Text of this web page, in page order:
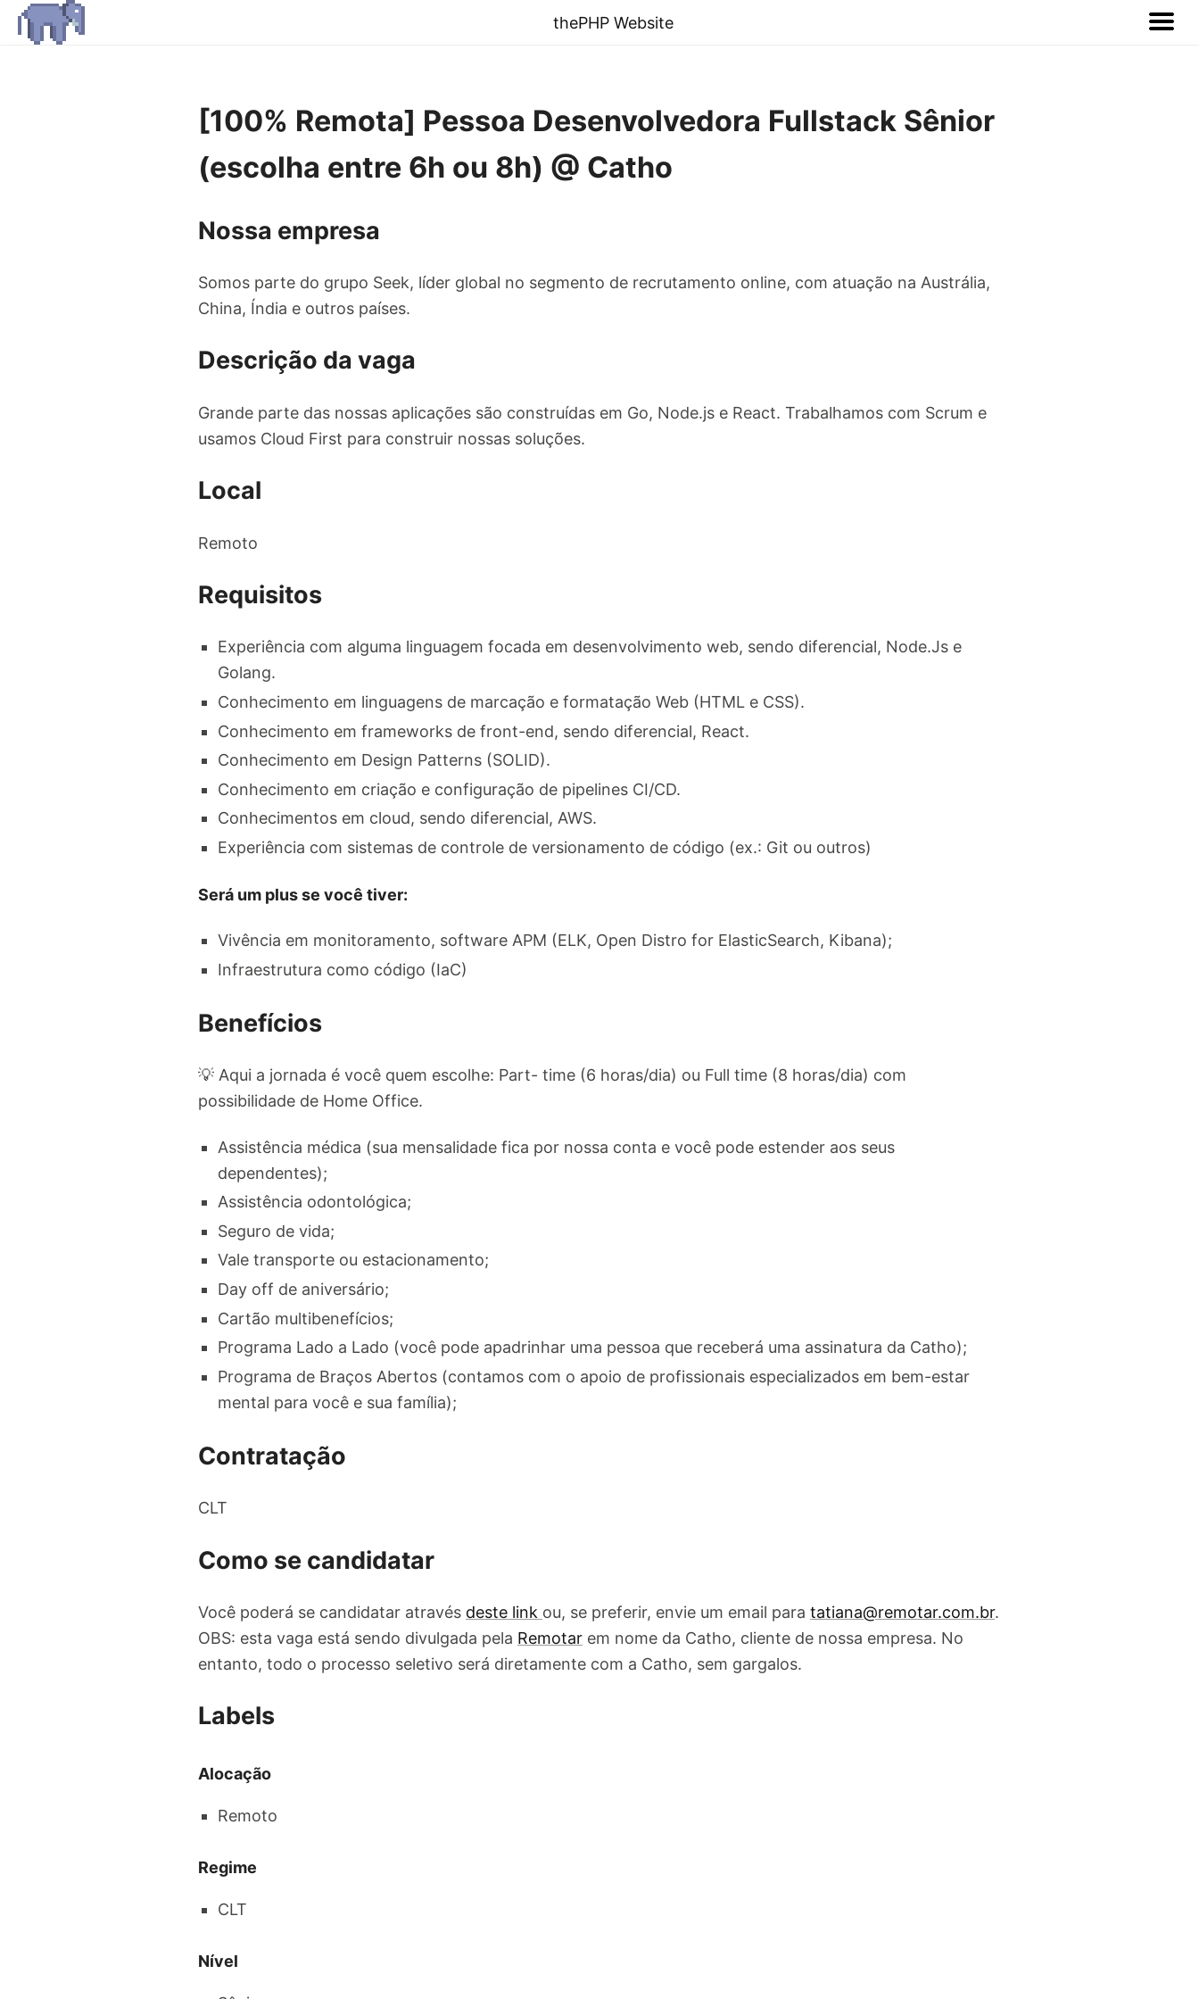
thePHP Website
[100% Remota] Pessoa Desenvolvedora Fullstack Sênior
(escolha entre 6h ou 8h) @ Catho
Nossa empresa
Somos parte do grupo Seek, líder global no segmento de recrutamento online, com atuação na Austrália,
China, Índia e outros países.
Descrição da vaga
Grande parte das nossas aplicações são construídas em Go, Node.js e React. Trabalhamos com Scrum e
usamos Cloud First para construir nossas soluções.
Local
Remoto
Requisitos
Experiência com alguma linguagem focada em desenvolvimento web, sendo diferencial, Node.Js e
Golang.
Conhecimento em linguagens de marcação e formatação Web (HTML e CSS).
Conhecimento em frameworks de front-end, sendo diferencial, React.
Conhecimento em Design Patterns (SOLID).
Conhecimento em criação e configuração de pipelines CI/CD.
Conhecimentos em cloud, sendo diferencial, AWS.
Experiência com sistemas de controle de versionamento de código (ex.: Git ou outros)
Será um plus se você tiver:
Vivência em monitoramento, software APM (ELK, Open Distro for ElasticSearch, Kibana);
Infraestrutura como código (IaC)
Benefícios
💡 Aqui a jornada é você quem escolhe: Part- time (6 horas/dia) ou Full time (8 horas/dia) com
possibilidade de Home Office.
Assistência médica (sua mensalidade fica por nossa conta e você pode estender aos seus
dependentes);
Assistência odontológica;
Seguro de vida;
Vale transporte ou estacionamento;
Day off de aniversário;
Cartão multibenefícios;
Programa Lado a Lado (você pode apadrinhar uma pessoa que receberá uma assinatura da Catho);
Programa de Braços Abertos (contamos com o apoio de profissionais especializados em bem-estar
mental para você e sua família);
Contratação
CLT
Como se candidatar
Você poderá se candidatar através deste link ou, se preferir, envie um email para tatiana@remotar.com.br.
OBS: esta vaga está sendo divulgada pela Remotar em nome da Catho, cliente de nossa empresa. No
entanto, todo o processo seletivo será diretamente com a Catho, sem gargalos.
Labels
Alocação
Remoto
Regime
CLT
Nível